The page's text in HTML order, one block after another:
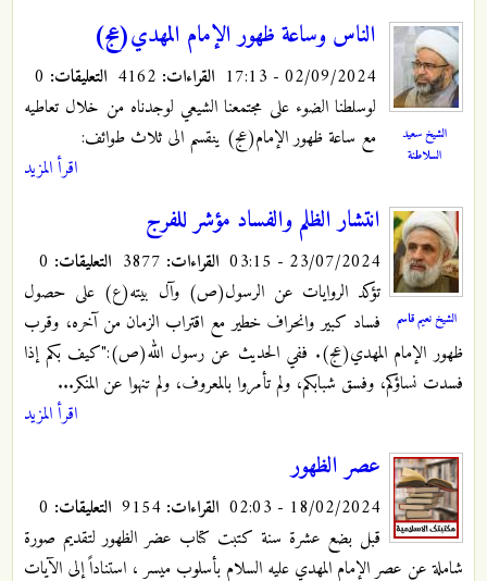
الشيخ سعيد
السلاطنة
الناس وساعة ظهور الإمام المهدي(عج)
02/09/2024 - 17:13 القراءات: التعليقات:
لوسلطنا الضوء على مجتمعنا الشيعي لوجدناه من خلال تعاطيه
مع ساعة ظهور الإمام(عج) ينقسم الى ثلاث طوائف:
اقرأ المزيد
الشيخ نعيم قاسم
انتشار الظلم والفساد مؤشر للفرج
23/07/2024 - 03:15 القراءات: التعليقات:
تؤكد الروايات عن الرسول(ص) وآل بيته(ع) على حصول
فساد كبير وانحراف خطير مع اقتراب الزمان من آخره، وقرب
ظهور الإمام المهدي(عج).‏ ففي الحديث عن رسول الله(ص):"كيف بكم إذا
فسدت نساؤكم، وفسق شبابكم، ولم تأمروا بالمعروف، ولم تنهوا عن المنكر.‏..
اقرأ المزيد
عصر الظهور
18/02/2024 - 02:03 القراءات: التعليقات:
قبل بضع عشرة سنة كتبت كتاب عضر الظهور لتقديم صورة
شاملة عن عصر الإمام المهدي عليه السلام بأسلوب ميسر ، استناداً إلى الآيات